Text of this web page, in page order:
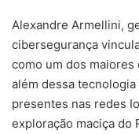
Alexandre Armellini,
cibersegurança
como um dos
além dessa
presentes nas redes
exploração maciça do